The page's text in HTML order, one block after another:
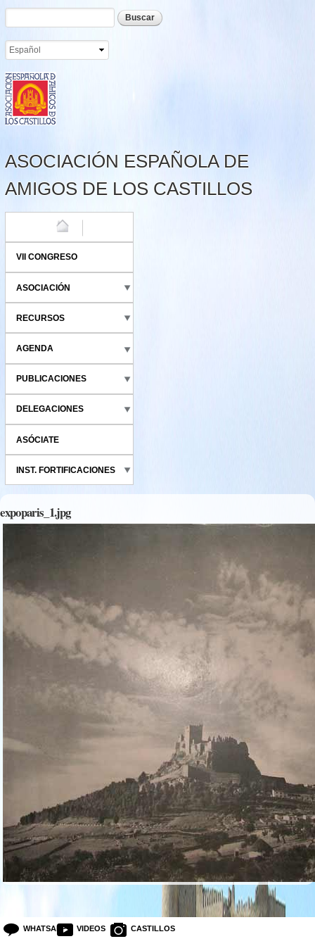
Pasar al
contenido
Formulario de búsqueda
Buscar
ASOCIACIÓN ESPAÑOLA DE
AMIGOS DE LOS CASTILLOS
VII CONGRESO
ASOCIACIÓN
RECURSOS
AGENDA
PUBLICACIONES
DELEGACIONES
ASÓCIATE
INST. FORTIFICACIONES
expoparis_1.jpg
WHATSAPP VIDEOS CASTILLOS